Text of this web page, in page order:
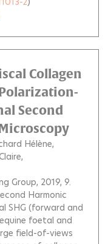
Collagen
Second
Hélène
Group, 2019, 9.
Harmonic
SHG (forward and
foetal and
field-of-views